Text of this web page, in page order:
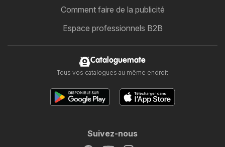
Comment faire de la publicité
Espace professionnels B2B
Cataloguemate
Tous vos catalogues au même endroit
Suivez-nous